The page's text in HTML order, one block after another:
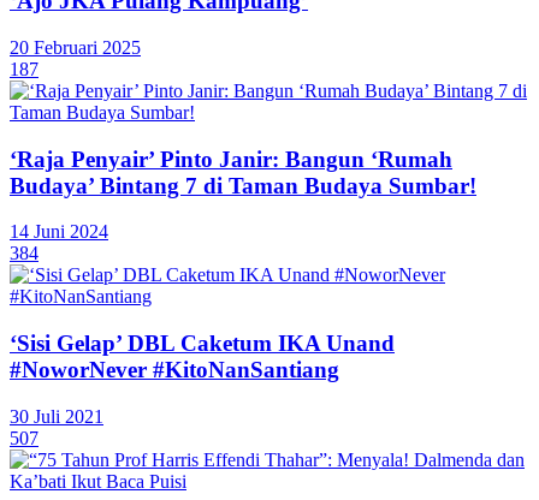
20 Februari 2025
187
‘Raja Penyair’ Pinto Janir: Bangun ‘Rumah
Budaya’ Bintang 7 di Taman Budaya Sumbar!
14 Juni 2024
384
‘Sisi Gelap’ DBL Caketum IKA Unand
#NoworNever #KitoNanSantiang
30 Juli 2021
507